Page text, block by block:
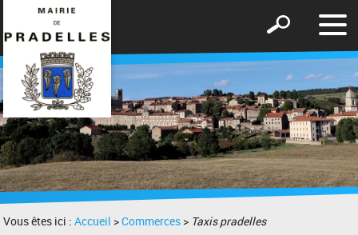
le
Afficher
formulaire
de
recherche
Vous êtes ici :Accueil >Commerces > Taxis pradelles